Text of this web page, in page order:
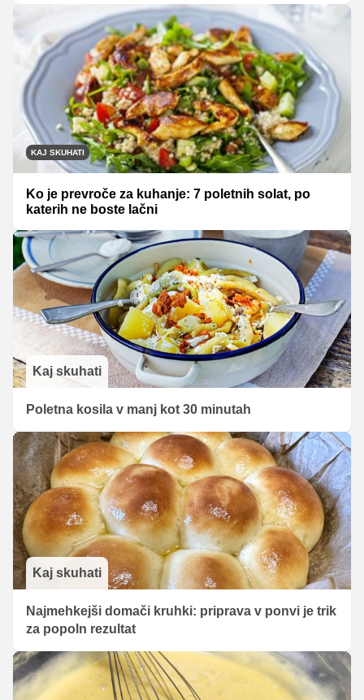
KAJ SKUHATI
Ko je prevroče za kuhanje: 7 poletnih solat, po
katerih ne boste lačni
Kaj skuhati
Poletna kosila v manj kot 30 minutah
Kaj skuhati
Najmehkejši domači kruhki: priprava v ponvi je trik
za popoln rezultat